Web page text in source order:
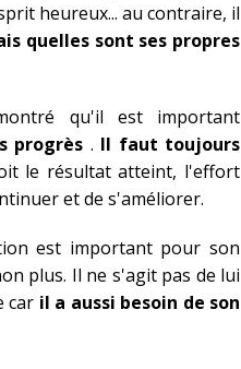
heureux... au contraire, il
quelles sont ses propres
qu'il est important
progrès . Il faut toujours
le résultat atteint, l'effort
et de s'améliorer.
est important pour son
plus. Il ne s'agit pas de lui
car il a aussi besoin de son